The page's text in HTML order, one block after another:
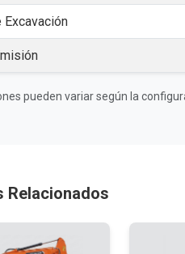
Excavación
pueden variar según la
Relacionados